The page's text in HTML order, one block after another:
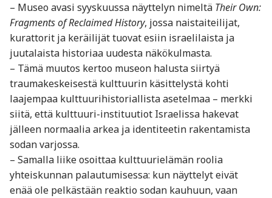
– Museo avasi syyskuussa näyttelyn nimeltä Their Own:
Fragments of Reclaimed History, jossa naistaiteilijat,
kurattorit ja keräilijät tuovat esiin israelilaista ja
juutalaista historiaa uudesta näkökulmasta.
– Tämä muutos kertoo museon halusta siirtyä
traumakeskeisestä kulttuurin käsittelystä kohti
laajempaa kulttuurihistoriallista asetelmaa – merkki
siitä, että kulttuuri-instituutiot Israelissa hakevat
jälleen normaalia arkea ja identiteetin rakentamista
sodan varjossa.
– Samalla liike osoittaa kulttuurielämän roolia
yhteiskunnan palautumisessa: kun näyttelyt eivät
enää ole pelkästään reaktio sodan kauhuun, vaan